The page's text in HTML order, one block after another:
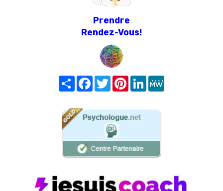
Prendre
Rendez-Vous!
Share FacebookTwitterPinterest
LinkedIn